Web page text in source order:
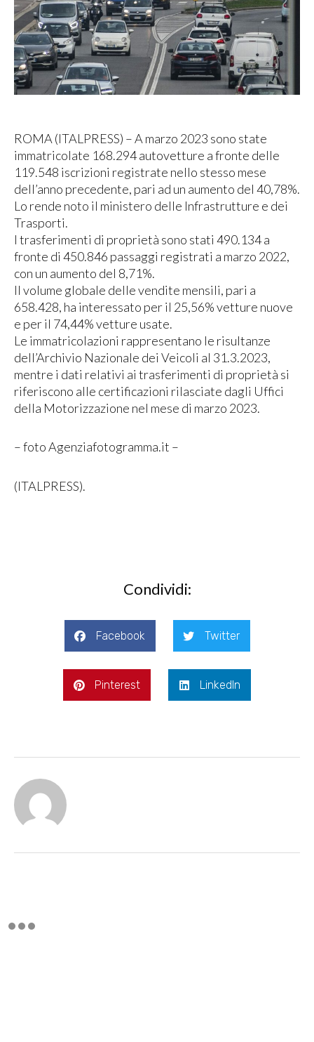
ROMA (ITALPRESS) – A marzo 2023 sono state
immatricolate 168.294 autovetture a fronte delle
119.548 iscrizioni registrate nello stesso mese
dell’anno precedente, pari ad un aumento del 40,78%.
Lo rende noto il ministero delle Infrastrutture e dei
Trasporti.
I trasferimenti di proprietà sono stati 490.134 a
fronte di 450.846 passaggi registrati a marzo 2022,
con un aumento del 8,71%.
Il volume globale delle vendite mensili, pari a
658.428, ha interessato per il 25,56% vetture nuove
e per il 74,44% vetture usate.
Le immatricolazioni rappresentano le risultanze
dell’Archivio Nazionale dei Veicoli al 31.3.2023,
mentre i dati relativi ai trasferimenti di proprietà si
riferiscono alle certificazioni rilasciate dagli Uffici
della Motorizzazione nel mese di marzo 2023.
– foto Agenziafotogramma.it –
(ITALPRESS).
Condividi:
Facebook Twitter
Pinterest LinkedIn